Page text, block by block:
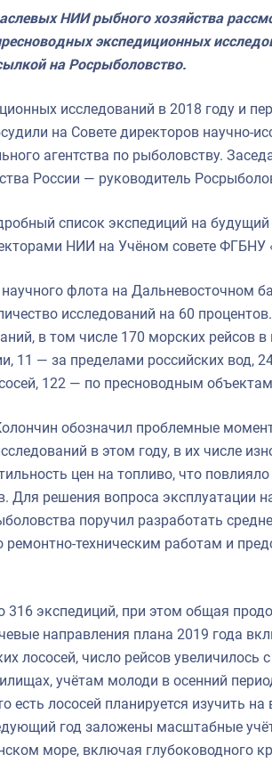
НИИ рыбного хозяйства
экспедиционных
на Росрыболовство.
исследований в 2018 году и
на Совете директоров научно-
агентства по рыболовству.
России — руководитель
список экспедиций на будущий
НИИ на Учёном совете ФГБНУ
флота на Дальневосточном
исследований на 60
в том числе 170 морских рейсов
11 — за пределами российских вод,
122 — по пресноводным
обозначил проблемные
в этом году, в их числе
цен на топливо, что
Для решения вопроса эксплуатации
поручил разработать
ремонтно-техническим работам и
316 экспедиций, при этом общая
направления плана 2019 года
лососей, число рейсов увеличилось
учётам молоди в осенний
есть лососей планируется изучить на
год заложены масштабные
море, включая глубоководного